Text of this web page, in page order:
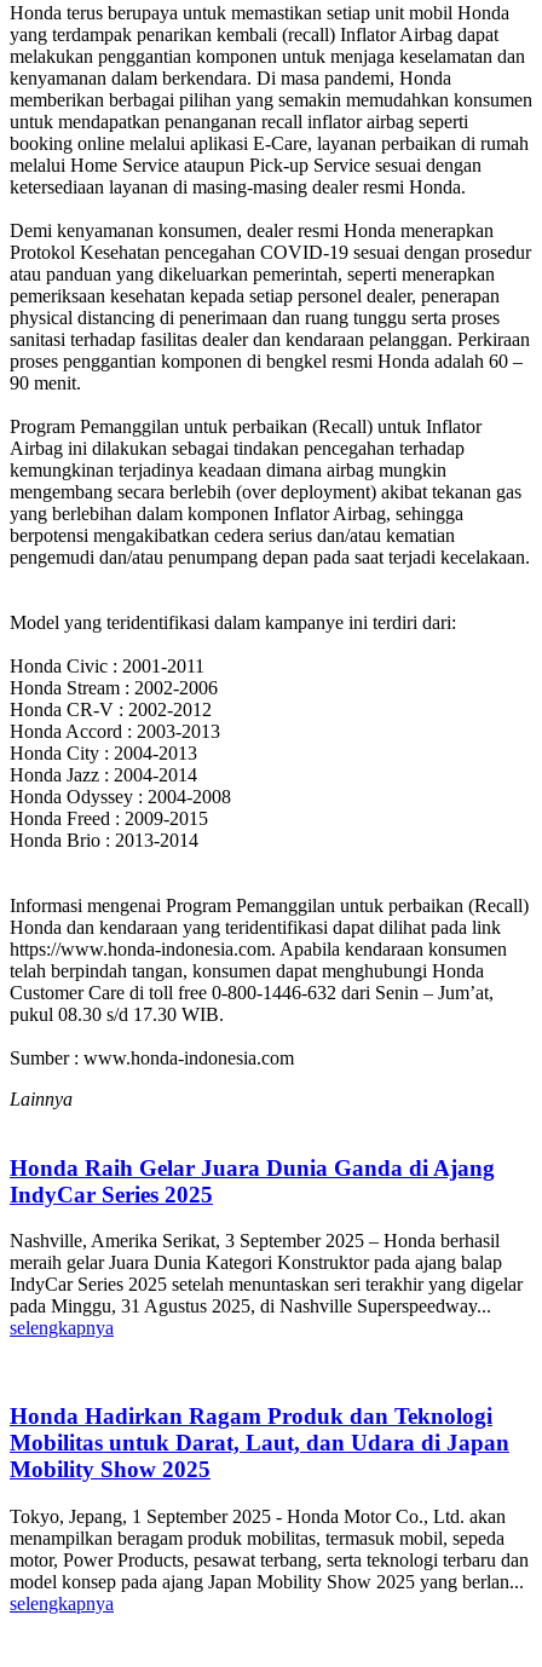
Honda terus berupaya untuk memastikan setiap unit mobil Honda
yang terdampak penarikan kembali (recall) Inflator Airbag dapat
melakukan penggantian komponen untuk menjaga keselamatan dan
kenyamanan dalam berkendara. Di masa pandemi, Honda
memberikan berbagai pilihan yang semakin memudahkan konsumen
untuk mendapatkan penanganan recall inflator airbag seperti
booking online melalui aplikasi E-Care, layanan perbaikan di rumah
melalui Home Service ataupun Pick-up Service sesuai dengan
ketersediaan layanan di masing-masing dealer resmi Honda.
Demi kenyamanan konsumen, dealer resmi Honda menerapkan
Protokol Kesehatan pencegahan COVID-19 sesuai dengan prosedur
atau panduan yang dikeluarkan pemerintah, seperti menerapkan
pemeriksaan kesehatan kepada setiap personel dealer, penerapan
physical distancing di penerimaan dan ruang tunggu serta proses
sanitasi terhadap fasilitas dealer dan kendaraan pelanggan. Perkiraan
proses penggantian komponen di bengkel resmi Honda adalah 60 –
90 menit.
Program Pemanggilan untuk perbaikan (Recall) untuk Inflator
Airbag ini dilakukan sebagai tindakan pencegahan terhadap
kemungkinan terjadinya keadaan dimana airbag mungkin
mengembang secara berlebih (over deployment) akibat tekanan gas
yang berlebihan dalam komponen Inflator Airbag, sehingga
berpotensi mengakibatkan cedera serius dan/atau kematian
pengemudi dan/atau penumpang depan pada saat terjadi kecelakaan.
Model yang teridentifikasi dalam kampanye ini terdiri dari:
Honda Civic : 2001-2011
Honda Stream : 2002-2006
Honda CR-V : 2002-2012
Honda Accord : 2003-2013
Honda City : 2004-2013
Honda Jazz : 2004-2014
Honda Odyssey : 2004-2008
Honda Freed : 2009-2015
Honda Brio : 2013-2014
Informasi mengenai Program Pemanggilan untuk perbaikan (Recall)
Honda dan kendaraan yang teridentifikasi dapat dilihat pada link
https://www.honda-indonesia.com. Apabila kendaraan konsumen
telah berpindah tangan, konsumen dapat menghubungi Honda
Customer Care di toll free 0-800-1446-632 dari Senin – Jum’at,
pukul 08.30 s/d 17.30 WIB.
Sumber : www.honda-indonesia.com
Lainnya
Honda Raih Gelar Juara Dunia Ganda di Ajang
IndyCar Series 2025
Nashville, Amerika Serikat, 3 September 2025 – Honda berhasil
meraih gelar Juara Dunia Kategori Konstruktor pada ajang balap
IndyCar Series 2025 setelah menuntaskan seri terakhir yang digelar
pada Minggu, 31 Agustus 2025, di Nashville Superspeedway...
selengkapnya
Honda Hadirkan Ragam Produk dan Teknologi
Mobilitas untuk Darat, Laut, dan Udara di Japan
Mobility Show 2025
Tokyo, Jepang, 1 September 2025 - Honda Motor Co., Ltd. akan
menampilkan beragam produk mobilitas, termasuk mobil, sepeda
motor, Power Products, pesawat terbang, serta teknologi terbaru dan
model konsep pada ajang Japan Mobility Show 2025 yang berlan...
selengkapnya